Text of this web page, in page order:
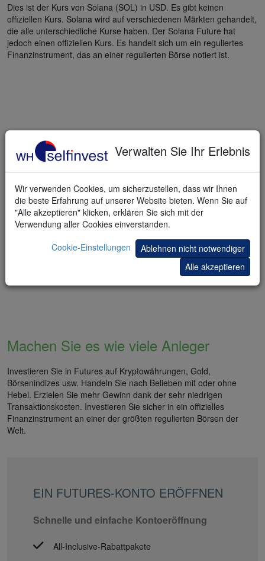
Dies ist der Kurs von Solana (SOL) in USD. Es gibt keinen
offiziellen Kurs. Solana wird auf verschiedenen Märkten gehandelt,
die alle unterschiedliche Kurse haben. Der Solana Future hat
jedoch einen offiziellen Kurs. Es handelt sich um ein reguliertes
Finanzinstrument, das an einer regulierten Börse notiert ist.
Machen Sie es wie viele Anleger
Investieren Sie in Futures auf Kryptowährungen, Gold,
Börsenindizes usw. Handeln Sie nach Belieben mit oder ohne
Hebel. Erzielen Sie mehr Gewinn dank der sehr niedrigen
Transaktionskosten. Investieren Sie sicher in ein offizielles
Finanzinstrument an einer der größten regulierten Börsen der
Welt.
EIN FUTURES-KONTO ERÖFFNEN
Schnelle und einfache Kontoeröffnung
All-Inclusive-Rabattpakete
Verwalten Sie Ihr Erlebnis
Wir verwenden Cookies, um sicherzustellen, dass wir Ihnen
die beste Erfahrung auf unserer Website bieten. Wenn Sie auf
"Alle akzeptieren" klicken, erklären Sie sich mit der
Verwendung aller Cookies einverstanden.
Cookie-Einstellungen
Ablehnen nicht notwendiger
Alle akzeptieren